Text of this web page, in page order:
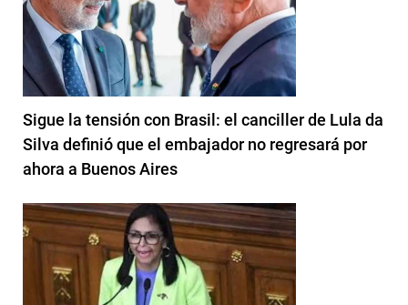
Sigue la tensión con Brasil: el canciller de Lula da
Silva definió que el embajador no regresará por
ahora a Buenos Aires